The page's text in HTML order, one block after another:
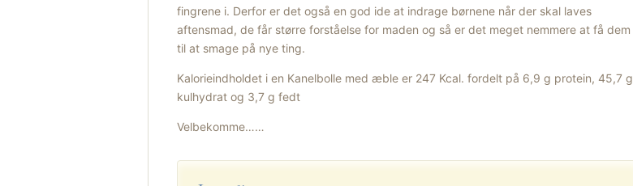
fingrene i. Derfor er det også en god ide at indrage børnene når der skal laves
aftensmad, de får større forståelse for maden og så er det meget nemmere at få dem
til at smage på nye ting.
Kalorieindholdet i en Kanelbolle med æble er 247 Kcal. fordelt på 6,9 g protein, 45,7 g
kulhydrat og 3,7 g fedt
Velbekomme……